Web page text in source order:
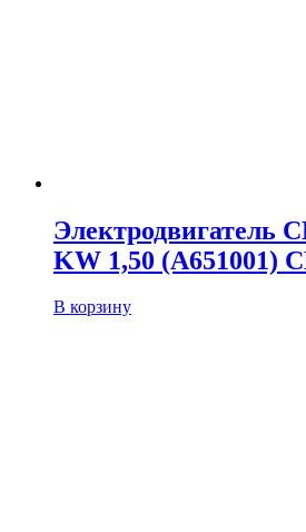
Электродвигатель
KW 1,50 (A651001)
В корзину